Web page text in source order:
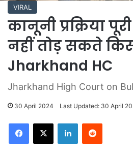
VIRAL
कानूनी प्रक्रिया
नहीं तोड़ सकते
Jharkhand HC
Jharkhand High Court on
30 April 2024 Last Updated: 30 April
LinkedInReddit